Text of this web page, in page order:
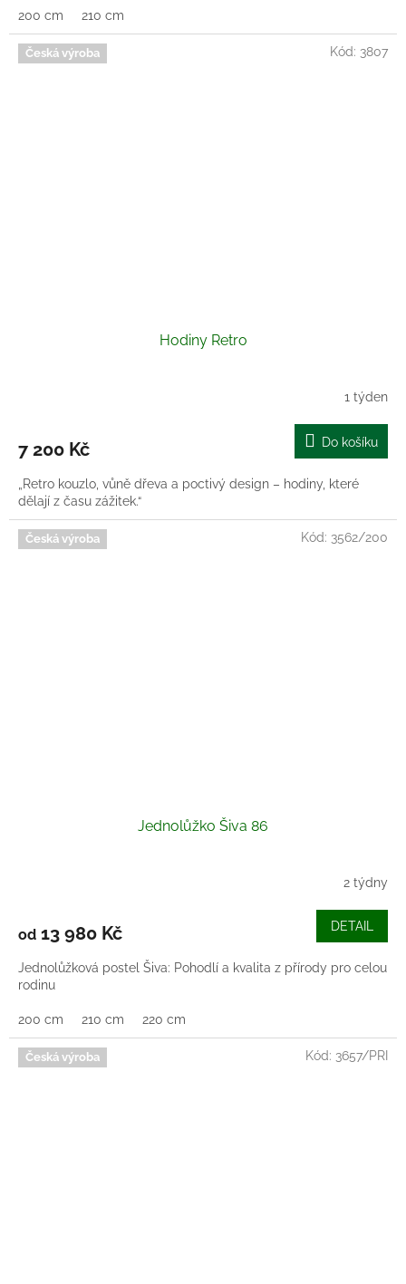
200 cm 210 cm
Česká výroba
Hodiny Retro
1 týden
7 200 Kč Do košíku
„Retro kouzlo, vůně dřeva a poctivý design – hodiny, které
dělají z času zážitek.“
Kód: 3807
Česká výroba
Jednolůžko Šiva 86
2 týdny
od 13 980 Kč DETAIL
Jednolůžková postel Šiva: Pohodlí a kvalita z přírody pro celou
rodinu
200 cm 210 cm 220 cm
Kód: 3562/200
Česká výroba Kód: 3657/PRI